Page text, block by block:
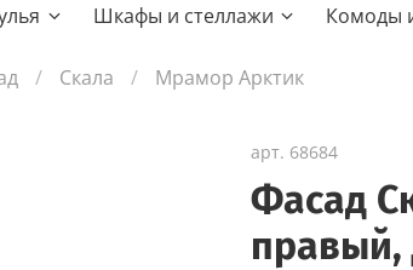
Шкафы и стеллажи Комоды
Скала Мрамор Арктик
арт. 68684
Фасад